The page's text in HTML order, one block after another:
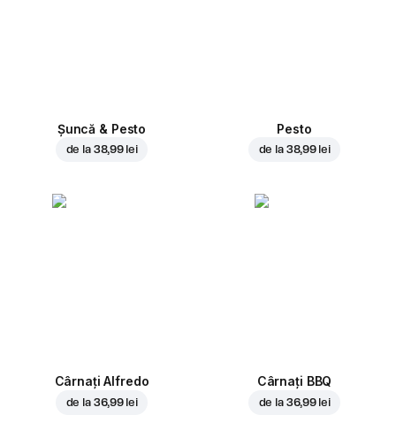
Șuncă & Pesto
de la 38,99 lei
Pesto
de la 38,99 lei
Cârnați Alfredo
de la 36,99 lei
Cârnați BBQ
de la 36,99 lei